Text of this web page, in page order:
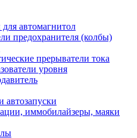
автомагнитол
предохранителя (колбы)
прерыватели тока
уровня
автозапуски
иммобилайзеры, маяки